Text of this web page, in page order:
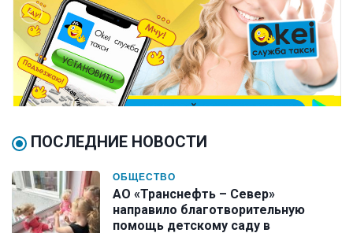
ПОСЛЕДНИЕ НОВОСТИ
ОБЩЕСТВО
АО «Транснефть – Север»
направило благотворительную
помощь детскому саду в